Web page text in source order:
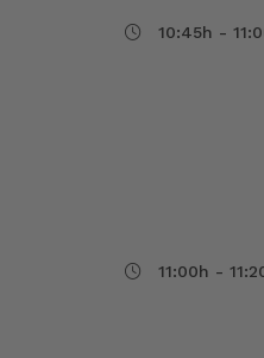
10:45h -
11:00h -